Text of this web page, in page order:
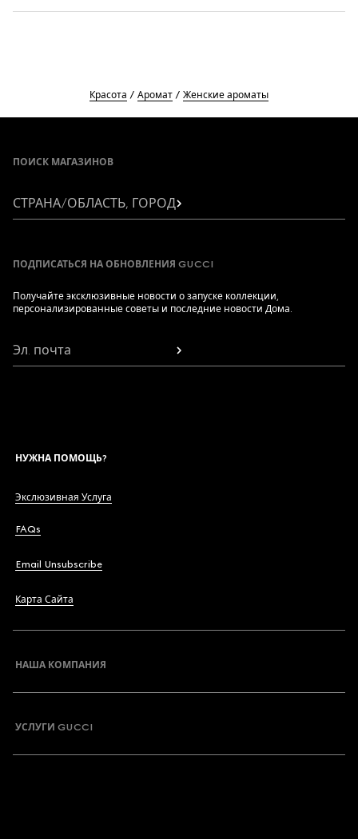
вдохновения.Красота Аромат Женские ароматы
ПОИСК МАГАЗИНОВ
СТРАНА/ОБЛАСТЬ, ГОРОД
ПОДПИСАТЬСЯ НА ОБНОВЛЕНИЯ GUCCI
Получайте эксклюзивные новости о запуске коллекции,
персонализированные советы и последние новости Дома.
Эл. почта
НУЖНА ПОМОЩЬ?
Экслюзивная Услуга
FAQs
Email Unsubscribe
Карта Сайта
НАША КОМПАНИЯ
УСЛУГИ GUCCI